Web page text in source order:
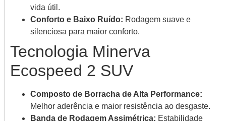
vida útil.
Conforto e Baixo Ruído: Rodagem suave e
silenciosa para maior conforto.
Tecnologia Minerva
Ecospeed 2 SUV
Composto de Borracha de Alta Performance:
Melhor aderência e maior resistência ao desgaste.
Banda de Rodagem Assimétrica: Estabilidade